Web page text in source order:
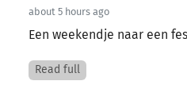
about 5 hours ago
Een weekendje naar een
Read full